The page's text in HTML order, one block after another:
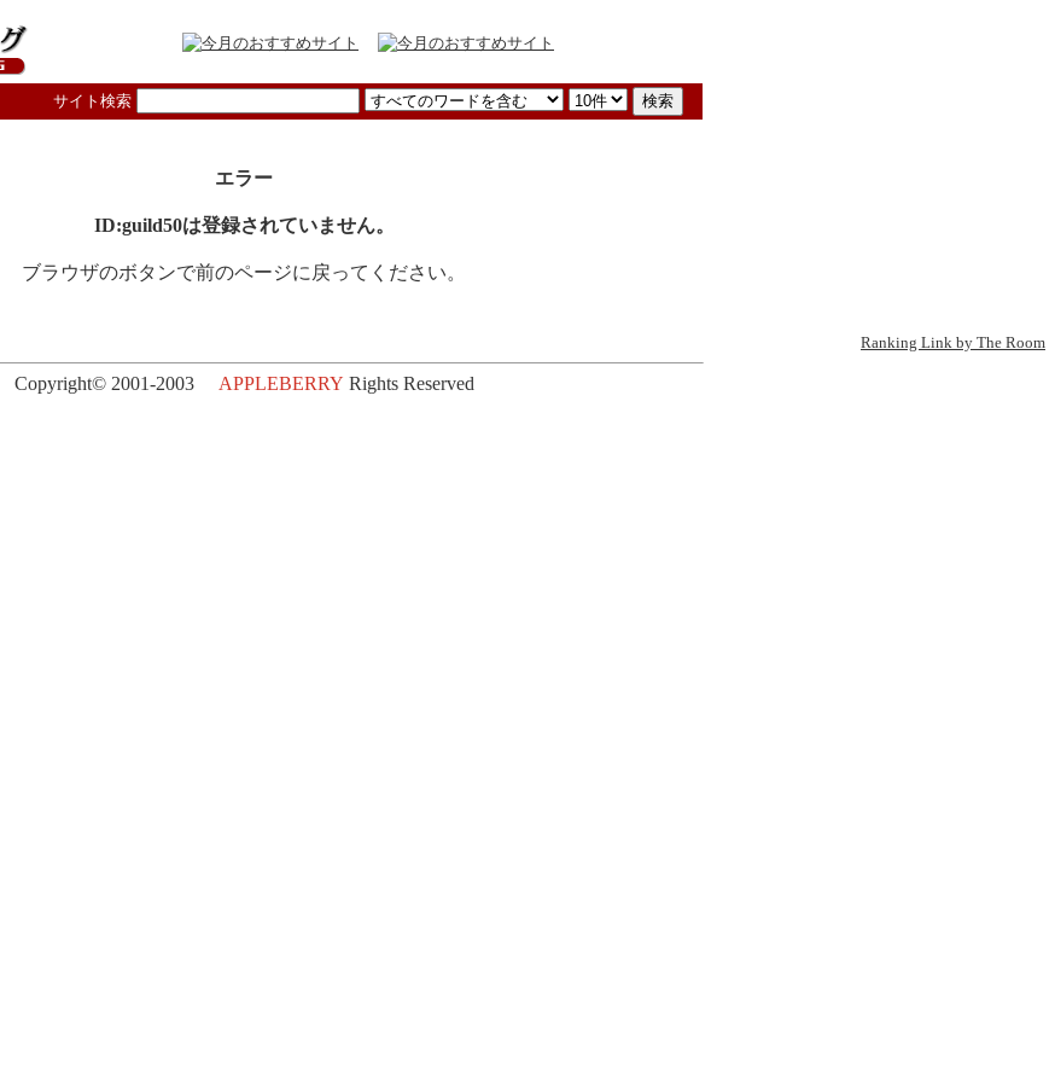
サイト検索
エラー
ID:guild50は登録されていません。
ブラウザのボタンで前のページに戻ってください。
Ranking Link by The Room
Copyright© 2001-2003 APPLEBERRY Rights Reserved